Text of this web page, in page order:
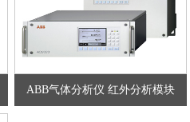
ABB气体分析仪 红外分析模块